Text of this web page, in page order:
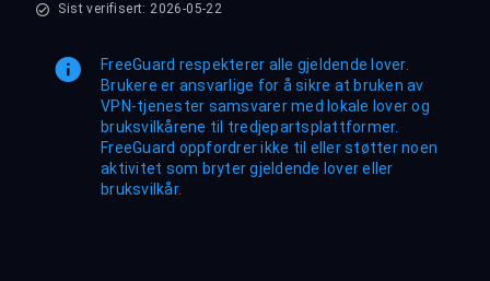
Sist verifisert: 2026-05-22
FreeGuard respekterer alle gjeldende lover.
Brukere er ansvarlige for å sikre at bruken av
VPN-tjenester samsvarer med lokale lover og
bruksvilkårene til tredjepartsplattformer.
FreeGuard oppfordrer ikke til eller støtter noen
aktivitet som bryter gjeldende lover eller
bruksvilkår.